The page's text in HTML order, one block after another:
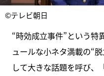
©テレビ朝日
“時効成立事件”という特
ュールな小ネタ満載の“
して大きな話題を呼び、